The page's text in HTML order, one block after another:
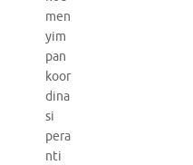
men
yim
pan
koor
dina
si
pera
nti